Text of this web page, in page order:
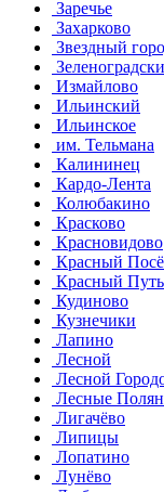
Заречье
Захарково
Звездный
Измайлово
Ильинский
Ильинское
им. Тельмана
Калининец
Кардо-Лента
Колюбакино
Красково
Красновидово
Красный
Красный Путь
Кудиново
Кузнечики
Лапино
Лесной
Лесной
Лесные
Лигачёво
Липицы
Лопатино
Лунёво